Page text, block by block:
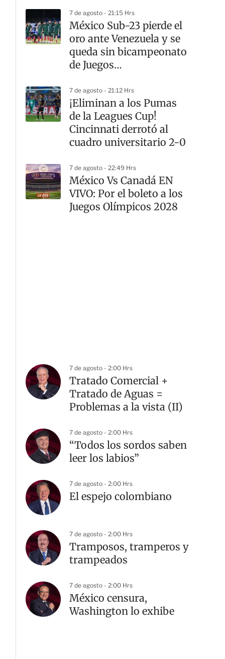
7 de agosto - 21:15 Hrs
México Sub-23 pierde el
oro ante Venezuela y se
queda sin bicampeonato
de Juegos
7 de agosto - 21:12 Hrs
¡Eliminan a los Pumas
de la Leagues Cup!
Cincinnati derrotó al
cuadro universitario 2-0
7 de agosto - 22:49 Hrs
México Vs Canadá EN
VIVO: Por el boleto a los
Juegos Olímpicos 2028
7 de agosto - 2:00 Hrs
Tratado Comercial +
Tratado de Aguas =
Problemas a la vista (II)
7 de agosto - 2:00 Hrs
“Todos los sordos saben
leer los labios”
7 de agosto - 2:00 Hrs
El espejo colombiano
7 de agosto - 2:00 Hrs
Tramposos, tramperos y
trampeados
7 de agosto - 2:00 Hrs
México censura,
Washington lo exhibe